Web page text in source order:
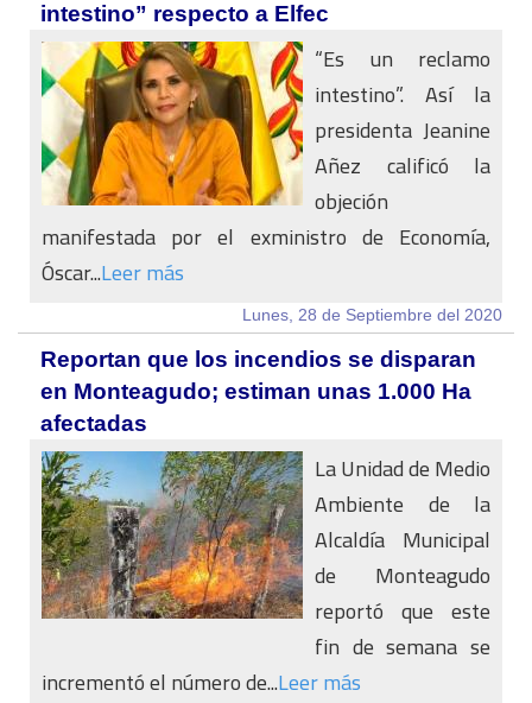
intestino” respecto a Elfec
“Es un reclamo
intestino”. Así la
presidenta Jeanine
Añez calificó la
objeción
manifestada por el exministro de Economía,
Óscar...Leer más
Lunes, 28 de Septiembre del 2020
Reportan que los incendios se disparan
en Monteagudo; estiman unas 1.000 Ha
afectadas
La Unidad de Medio
Ambiente de la
Alcaldía Municipal
de Monteagudo
reportó que este
fin de semana se
incrementó el número de...Leer más